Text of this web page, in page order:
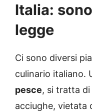
Italia:
legge
Ci sono diversi
culinario italiano.
pesce, si tratta di
acciughe, vietata